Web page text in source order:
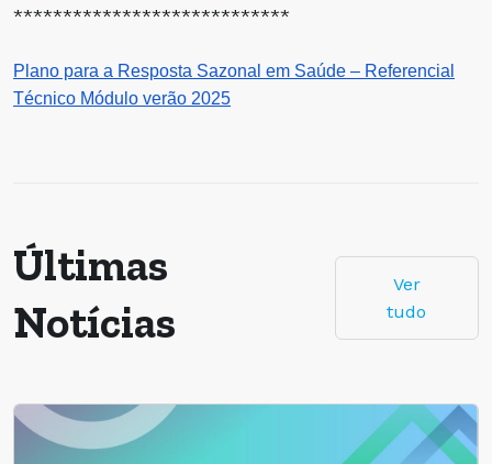
****************************
Plano para a Resposta Sazonal em Saúde – Referencial
Técnico Módulo verão 2025
Últimas
Notícias
Ver
tudo